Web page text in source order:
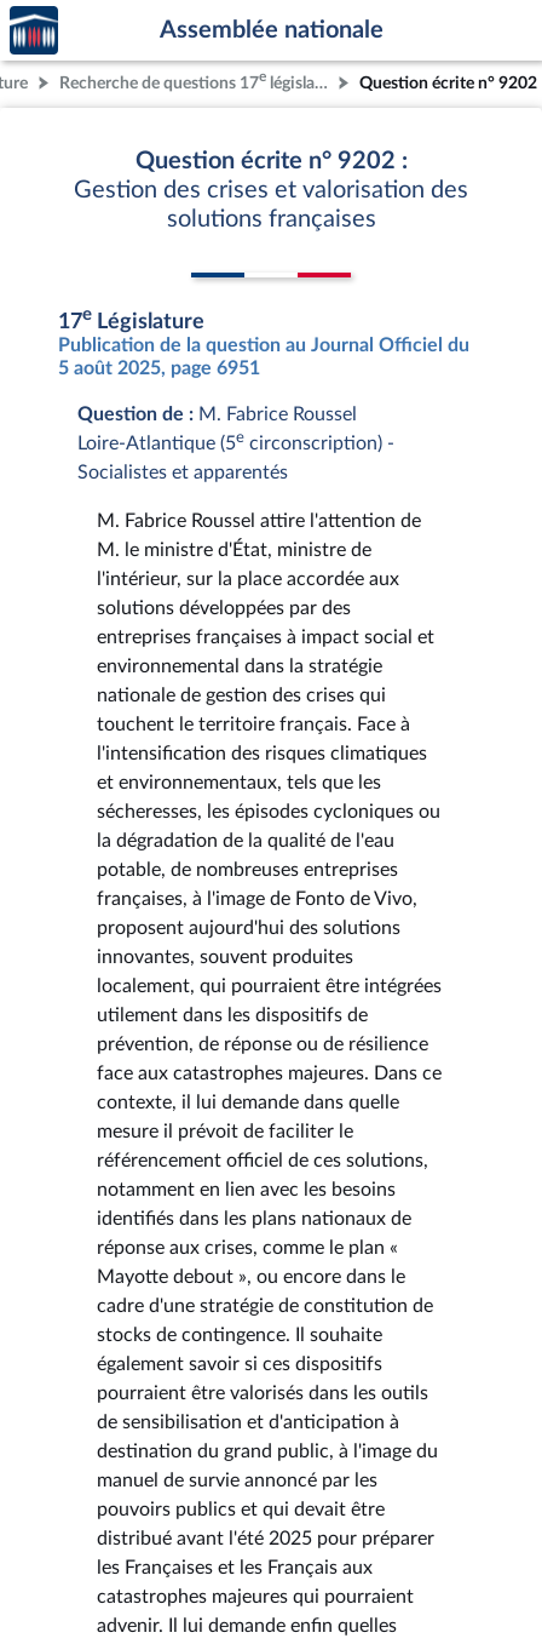
Aller au contenu
Aller en bas de la page
Accèder
à la
page
d'accueil
Assemblée nationale
Recherche de questions 17e législature Question écrite n° 9202
Question écrite n° 9202 :
Gestion des crises et valorisation des
solutions françaises
17e Législature
Publication de la question au Journal Officiel du
5 août 2025, page 6951
Question de : M. Fabrice Roussel
Loire-Atlantique (5e circonscription) -
Socialistes et apparentés
M. Fabrice Roussel attire l'attention de
M. le ministre d'État, ministre de
l'intérieur, sur la place accordée aux
solutions développées par des
entreprises françaises à impact social et
environnemental dans la stratégie
nationale de gestion des crises qui
touchent le territoire français. Face à
l'intensification des risques climatiques
et environnementaux, tels que les
sécheresses, les épisodes cycloniques ou
la dégradation de la qualité de l'eau
potable, de nombreuses entreprises
françaises, à l'image de Fonto de Vivo,
proposent aujourd'hui des solutions
innovantes, souvent produites
localement, qui pourraient être intégrées
utilement dans les dispositifs de
prévention, de réponse ou de résilience
face aux catastrophes majeures. Dans ce
contexte, il lui demande dans quelle
mesure il prévoit de faciliter le
référencement officiel de ces solutions,
notamment en lien avec les besoins
identifiés dans les plans nationaux de
réponse aux crises, comme le plan «
Mayotte debout », ou encore dans le
cadre d'une stratégie de constitution de
stocks de contingence. Il souhaite
également savoir si ces dispositifs
pourraient être valorisés dans les outils
de sensibilisation et d'anticipation à
destination du grand public, à l'image du
manuel de survie annoncé par les
pouvoirs publics et qui devait être
distribué avant l'été 2025 pour préparer
les Françaises et les Français aux
catastrophes majeures qui pourraient
advenir. Il lui demande enfin quelles